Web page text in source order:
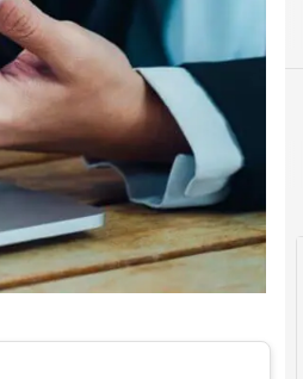
dati personali
reale e gli approfondimenti